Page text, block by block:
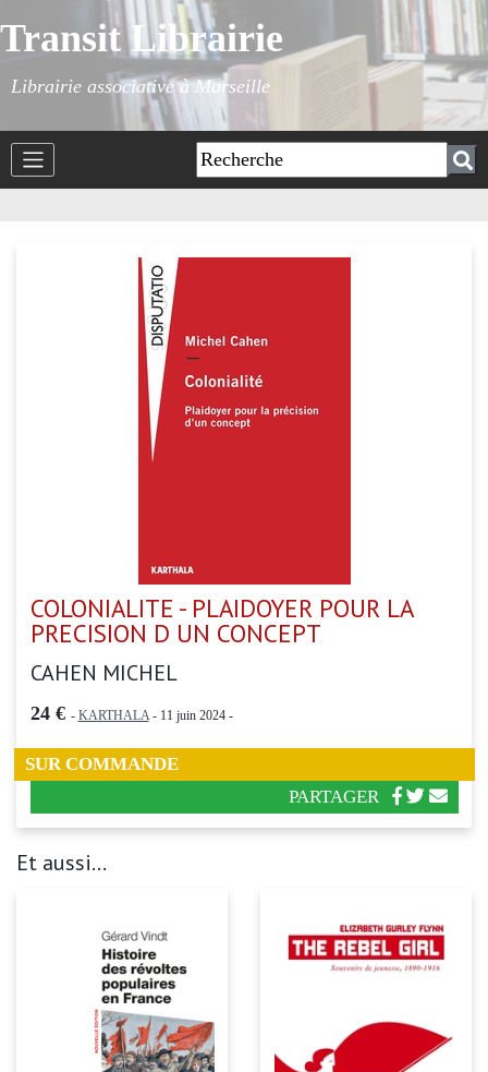
Transit Librairie
Librairie associative à Marseille
COLONIALITE - PLAIDOYER POUR LA
PRECISION D UN CONCEPT
CAHEN MICHEL
24 € - KARTHALA- 11 juin 2024 -
SUR COMMANDE
PARTAGER
Et aussi...